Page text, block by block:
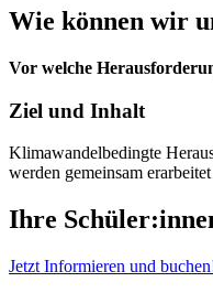
Wie können wir
Vor welche
Ziel und Inhalt
Klimawandelbedingte
werden gemeinsam
Ihre
Jetzt Informieren und